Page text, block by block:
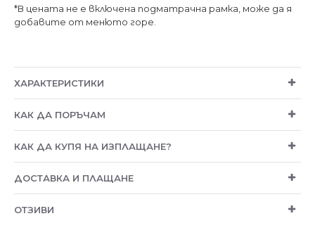
*В цената не е включена подматрачна рамка, може да я
добавите от менюто горе.
ХАРАКТЕРИСТИКИ
КАК ДА ПОРЪЧАМ
КАК ДА КУПЯ НА ИЗПЛАЩАНЕ?
ДОСТАВКА И ПЛАЩАНЕ
ОТЗИВИ